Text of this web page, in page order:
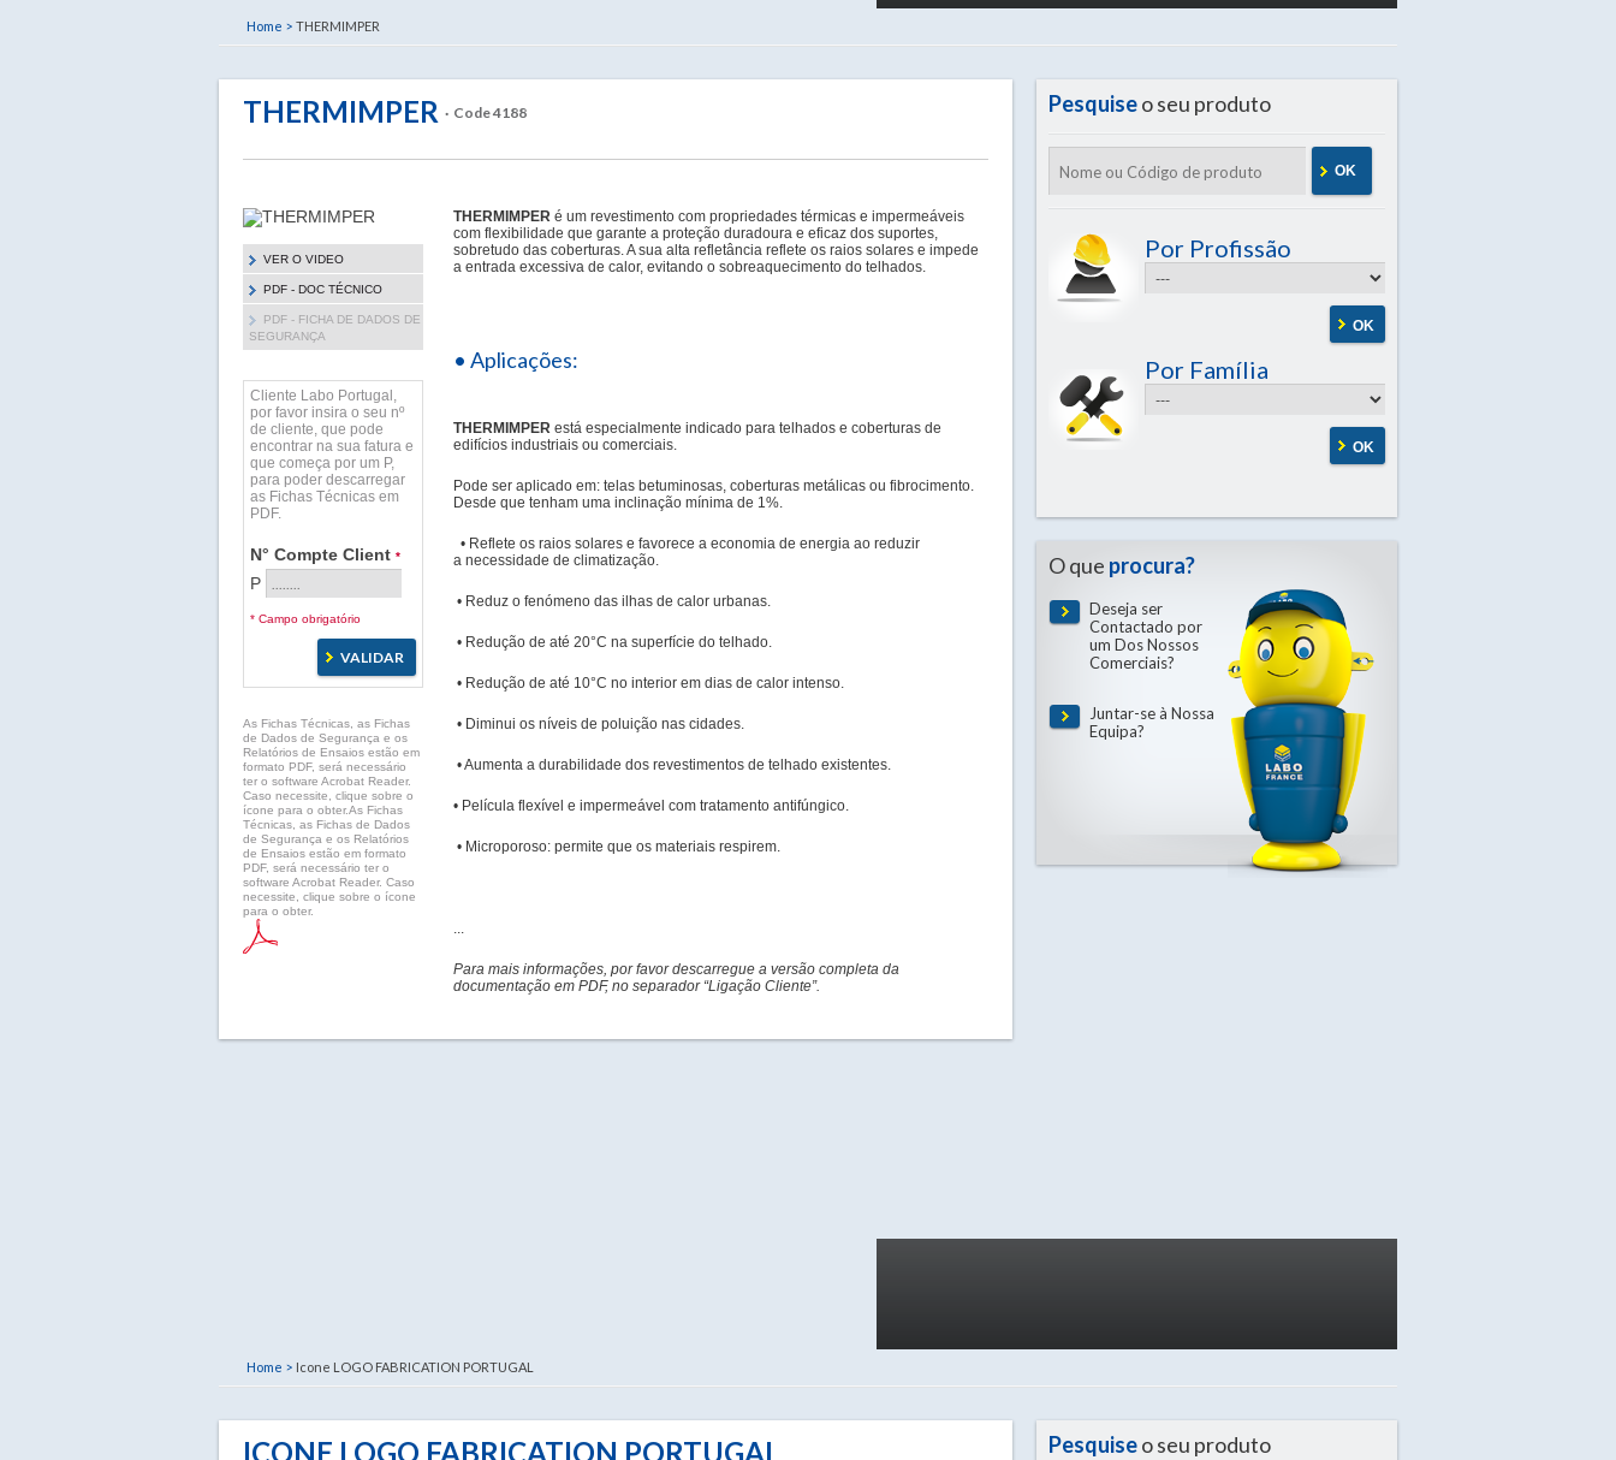
Home > THERMIMPER
THERMIMPER · Code 4188
VER O VIDEO
PDF - DOC TÉCNICO
PDF - FICHA DE DADOS DE
SEGURANÇA
Cliente Labo Portugal,
por favor insira o seu nº
de cliente, que pode
encontrar na sua fatura e
que começa por um P,
para poder descarregar
as Fichas Técnicas em
PDF.
N° Compte Client *
P
* Campo obrigatório
As Fichas Técnicas, as Fichas
de Dados de Segurança e os
Relatórios de Ensaios estão em
formato PDF, será necessário
ter o software Acrobat Reader.
Caso necessite, clique sobre o
ícone para o obter.As Fichas
Técnicas, as Fichas de Dados
de Segurança e os Relatórios
de Ensaios estão em formato
PDF, será necessário ter o
software Acrobat Reader. Caso
necessite, clique sobre o ícone
para o obter.
THERMIMPER é um revestimento com propriedades térmicas e impermeáveis
com flexibilidade que garante a proteção duradoura e eficaz dos suportes,
sobretudo das coberturas. A sua alta refletância reflete os raios solares e impede
a entrada excessiva de calor, evitando o sobreaquecimento do telhados.
• Aplicações:
THERMIMPER está especialmente indicado para telhados e coberturas de
edifícios industriais ou comerciais.
Pode ser aplicado em: telas betuminosas, coberturas metálicas ou fibrocimento.
Desde que tenham uma inclinação mínima de 1%.
• Reflete os raios solares e favorece a economia de energia ao reduzir
a necessidade de climatização.
• Reduz o fenómeno das ilhas de calor urbanas.
• Redução de até 20°C na superfície do telhado.
• Redução de até 10°C no interior em dias de calor intenso.
• Diminui os níveis de poluição nas cidades.
• Aumenta a durabilidade dos revestimentos de telhado existentes.
• Película flexível e impermeável com tratamento antifúngico.
• Microporoso: permite que os materiais respirem.
...
Para mais informações, por favor descarregue a versão completa da
documentação em PDF, no separador “Ligação Cliente”.
Pesquiseo seu produto
OK
Por Profissão
OK
Por Família
OK
O que procura?
Deseja ser
Contactado por
um Dos Nossos
Comerciais?
Juntar-se à Nossa
Equipa?
Home > Icone LOGO FABRICATION PORTUGAL
ICONE LOGO FABRICATION PORTUGAL Pesquiseo seu produto